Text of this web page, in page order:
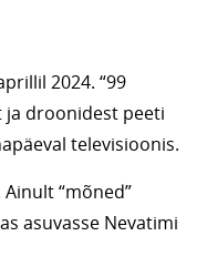
2024. “99
ja droonidest peeti
televisioonis.
“mõned”
asuvasse Nevatimi